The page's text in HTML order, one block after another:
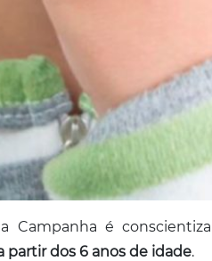
Campanha é
partir dos 6 anos de idade.